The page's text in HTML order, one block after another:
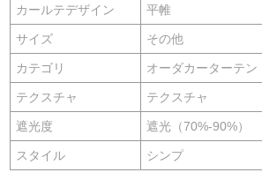
カールテデザイン 平帷
サイズ その他
カテゴリ オーダカーターテン
テクスチャ テクスチャ
遮光度 遮光（70%-90%）
スタイル シンプ